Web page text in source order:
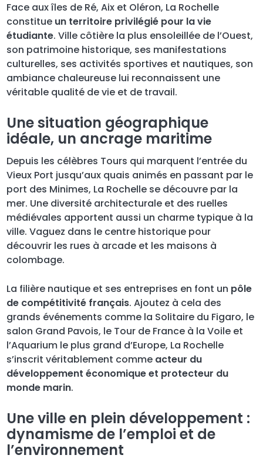
Face aux îles de Ré, Aix et Oléron, La Rochelle
constitue un territoire privilégié pour la vie
étudiante. Ville côtière la plus ensoleillée de l’Ouest,
son patrimoine historique, ses manifestations
culturelles, ses activités sportives et nautiques, son
ambiance chaleureuse lui reconnaissent une
véritable qualité de vie et de travail.
Une situation géographique
idéale, un ancrage maritime
Depuis les célèbres Tours qui marquent l’entrée du
Vieux Port jusqu’aux quais animés en passant par le
port des Minimes, La Rochelle se découvre par la
mer. Une diversité architecturale et des ruelles
médiévales apportent aussi un charme typique à la
ville. Vaguez dans le centre historique pour
découvrir les rues à arcade et les maisons à
colombage.
La filière nautique et ses entreprises en font un pôle
de compétitivité français. Ajoutez à cela des
grands événements comme la Solitaire du Figaro, le
salon Grand Pavois, le Tour de France à la Voile et
l’Aquarium le plus grand d’Europe, La Rochelle
s’inscrit véritablement comme acteur du
développement économique et protecteur du
monde marin.
Une ville en plein développement :
dynamisme de l’emploi et de
l’environnement